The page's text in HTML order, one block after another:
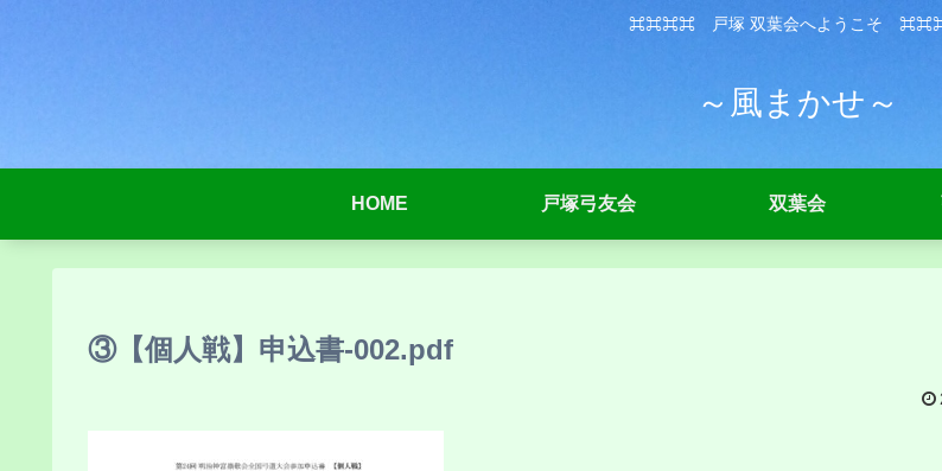
⌘⌘⌘⌘ 戸塚 双葉会へようこそ
～風まかせ～
HOME 戸塚弓友会 双葉会
③【個人戦】申込書-002.pdf